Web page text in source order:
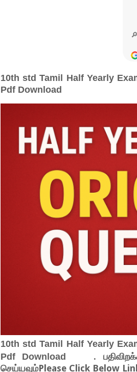
10th std Tamil Half Yearly
Pdf Download
10th std Tamil Half Yearly
Pdf Download
.
செய்யவும்Please Click Below